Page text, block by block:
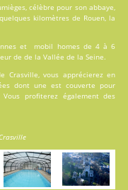
célèbre pour son abbaye,
kilomètres de Rouen, la
et mobil homesde 4 à 6
de de la Vallée de la Seine.
Crasville, vous apprécierez en
dont une est couverte pour
profiterez également des